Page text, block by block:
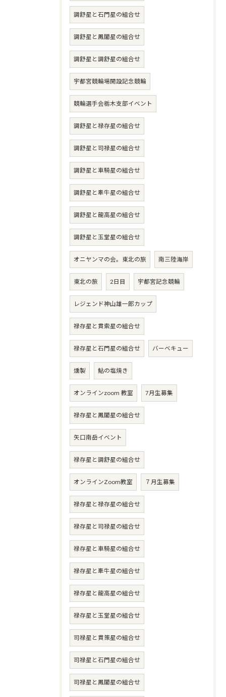
調舒星と石門星の組合せ
調舒星と鳳閣星の組合せ
調舒星と調舒星の組合せ
宇都宮競輪場開設記念競輪
競輪選手会栃木支部イベント
調舒星と禄存星の組合せ
調舒星と司禄星の組合せ
調舒星と車騎星の組合せ
調舒星と牽牛星の組合せ
調舒星と龍高星の組合せ
調舒星と玉堂星の組合せ
オニヤンマの会。東北の旅 南三陸海岸
東北の旅 2日目 宇都宮記念競輪
レジェンド神山雄一郎カップ
禄存星と貫索星の組合せ
禄存星と石門星の組合せ バーベキュー
燻製 鮎の塩焼き
オンラインzoom 教室 7月生募集
禄存星と鳳閣星の組合せ
矢口南岳イベント
禄存星と調舒星の組合せ
オンラインZoom教室 ７月生募集
禄存星と禄存星の組合せ
禄存星と司禄星の組合せ
禄存星と車騎星の組合せ
禄存星と牽牛星の組合せ
禄存星と龍高星の組合せ
禄存星と玉堂星の組合せ
司禄星と貫策星の組合せ
司禄星と石門星の組合せ
司禄星と鳳閣星の組合せ